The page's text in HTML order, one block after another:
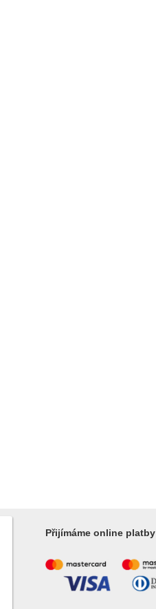
Přijímáme online platby